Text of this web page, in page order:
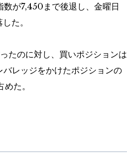
が7,450まで後退し、金曜日
た。
たのに対し、買いポジションは
レッジをかけたポジションの
た。